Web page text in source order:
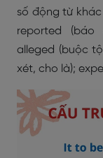
số động từ
reported (báo
alleged (buộc
хét, cho là);